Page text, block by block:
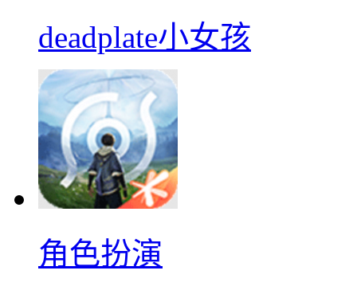
deadplate小女孩
角色扮演